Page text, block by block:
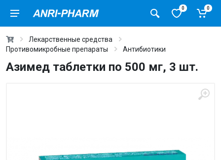
0 0
Лекарственные средства
Противомикробные препараты
Антибиотики
Азимед таблетки по 500 мг, 3 шт.